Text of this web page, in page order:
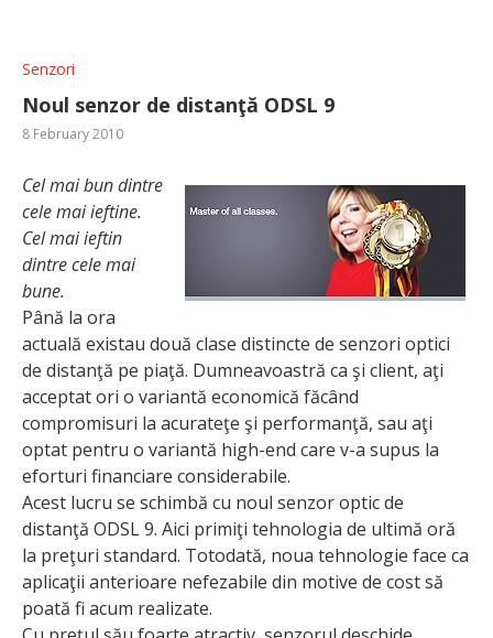
Senzori
Noul senzor de distanţă ODSL 9
8 February 2010
Cel mai bun dintre
cele mai ieftine.
Cel mai ieftin
dintre cele mai
bune.
Până la ora
actuală existau două clase distincte de senzori optici
de distanţă pe piaţă. Dumneavoastră ca şi client, aţi
acceptat ori o variantă economică făcând
compromisuri la acurateţe şi performanţă, sau aţi
optat pentru o variantă high-end care v-a supus la
eforturi financiare considerabile.
Acest lucru se schimbă cu noul senzor optic de
distanţă ODSL 9. Aici primiţi tehnologia de ultimă oră
la preţuri standard. Totodată, noua tehnologie face ca
aplicaţii anterioare nefezabile din motive de cost să
poată fi acum realizate.